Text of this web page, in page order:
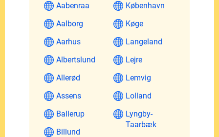
Aabenraa
Aalborg
Aarhus
Albertslund
Allerød
Assens
Ballerup
Billund
København
Køge
Langeland
Lejre
Lemvig
Lolland
Lyngby-
Taarbæk